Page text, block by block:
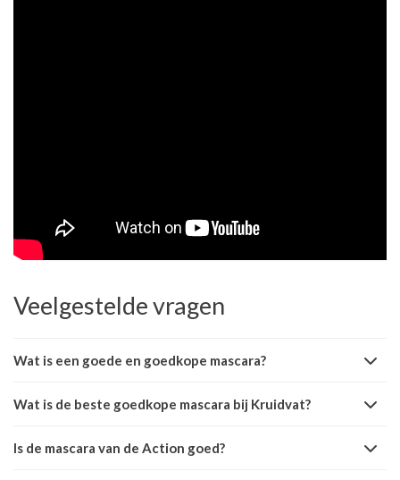
Veelgestelde vragen
Wat is een goede en goedkope mascara?
Wat is de beste goedkope mascara bij Kruidvat?
Is de mascara van de Action goed?